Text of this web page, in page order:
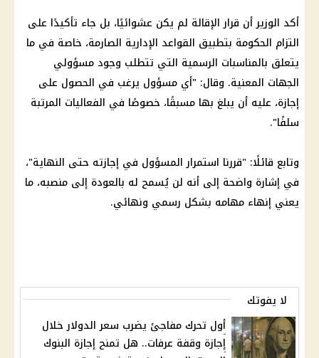
أكد الوزير أن قرار الإقالة لم يكن عشوائيًا، بل جاء تأكيدًا على
التزام الحكومة بتطبيق القواعد الإدارية الصارمة، خاصة في ما
يتعلق بالمناسبات الرسمية التي تتطلب وجود مسؤولي
الجهات المعنية. وقال: "أي مسؤول يرغب في الحصول على
إجازة، عليه أن يبلغ بها مسبقًا، خصوصًا في الفعاليات المرتبة
سلفًا".
وتابع قائلًا: "قررنا استمرار المسؤول في إجازته حتى النهاية"،
في إشارة واضحة إلى أنه لن يُسمح له بالعودة إلى منصبه، ما
يعني إنهاء مهامه بشكل رسمي ونهائي.
لا يفوتك
أول تحرك مفاجئ يضرب سعر الدولار خلال
إجازة وقفة عرفات.. هل تمنح إجازة البنوك